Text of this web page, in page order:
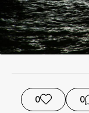
0 0